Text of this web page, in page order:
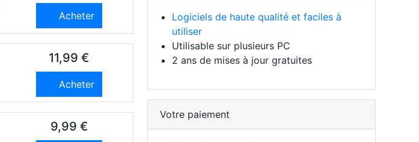
Acheter
11,99 €
Acheter
9,99 €
Logiciels de haute qualité et faciles à
utiliser
Utilisable sur plusieurs PC
2 ans de mises à jour gratuites
Votre paiement